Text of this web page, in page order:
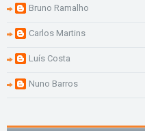
Bruno Ramalho
Carlos Martins
Luís Costa
Nuno Barros